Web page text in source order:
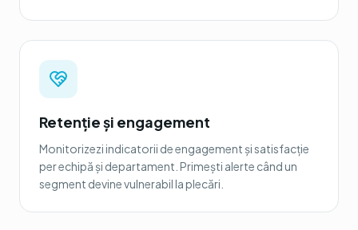
Retenție și engagement
Monitorizezi indicatorii de engagement și satisfacție
per echipă și departament. Primești alerte când un
segment devine vulnerabil la plecări.